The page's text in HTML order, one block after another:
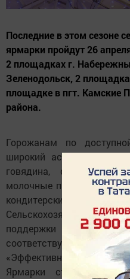
Последние в этом сезоне
ярмарки пройдут 26
2 площадках г.
Зеленодольск, 2
площадке в пгт. Камские
района.
Горожанам по
широкий ассортимент
говядина, свинина,
молочные продукты,
кондитерские изделия.
Сельскохозяйственные
поддержки малого и
соответствует
«Эффективная и
Ярмарки стартовали